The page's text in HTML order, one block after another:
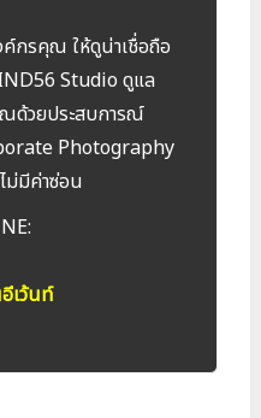
กรคุณ ให้ดูน่าเชื่อถือ
Studio ดูแล
ด้วยประสบการณ์
Photography
ม่มีค่าซ่อน
เว้นท์